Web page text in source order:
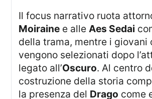
Il focus narrativo ruota
Moiraine e alle Aes Sedai
della trama, mentre i giovani
vengono selezionati dopo
legato all’Oscuro. Al centro
costruzione della storia
la presenza del Drago come